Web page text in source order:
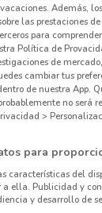
Además,
las prestaciones
para
Política de
de
cambiar tus
de nuestra App.
no será
>
para
características del
ella. Publicidad y
y desarrollo de